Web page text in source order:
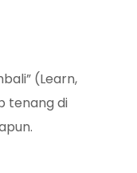
(Learn,
tenang di